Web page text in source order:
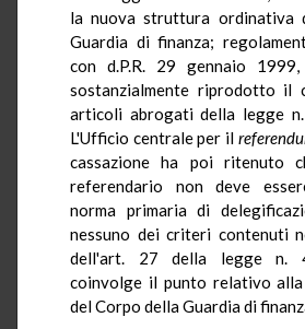
la nuova struttura ordinativa
Guardia di finanza;
con d.P.R. 29 gennaio
sostanzialmente riprodotto il
articoli abrogati della legge
L'Ufficio centrale per il
cassazione ha poi ritenuto
referendario non deve
norma primaria di
nessuno dei criteri contenuti
dell'art. 27 della legge n.
coinvolge il punto relativo
del Corpo della Guardia di